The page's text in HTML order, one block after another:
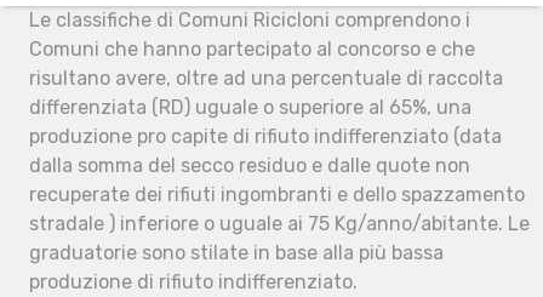
Le classifiche di Comuni Ricicloni comprendono i
Comuni che hanno partecipato al concorso e che
risultano avere, oltre ad una percentuale di raccolta
differenziata (RD) uguale o superiore al 65%, una
produzione pro capite di rifiuto indifferenziato (data
dalla somma del secco residuo e dalle quote non
recuperate dei rifiuti ingombranti e dello spazzamento
stradale ) inferiore o uguale ai 75 Kg/anno/abitante. Le
graduatorie sono stilate in base alla più bassa
produzione di rifiuto indifferenziato.